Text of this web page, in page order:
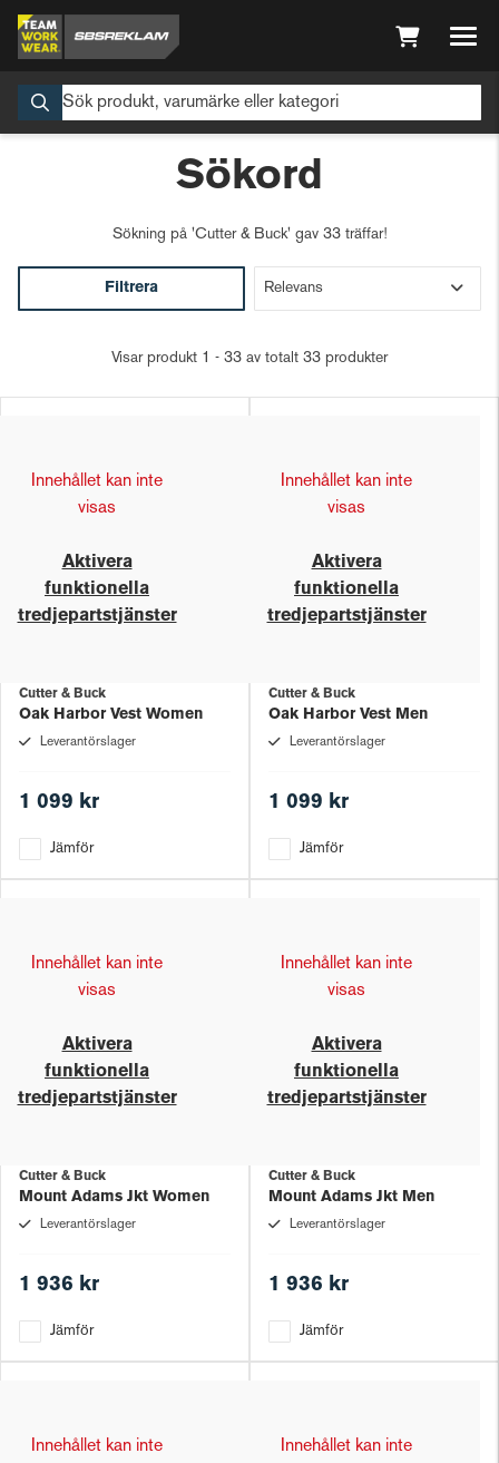
Sökord
Sökning på 'Cutter & Buck' gav 33 träffar!
Filtrera
Visar produkt 1 - 33 av totalt 33 produkter
Innehållet kan inte
visas
Aktivera
funktionella
tredjepartstjänster
Cutter & Buck
Oak Harbor Vest Women
Leverantörslager
1 099 kr
Jämför
Innehållet kan inte
visas
Aktivera
funktionella
tredjepartstjänster
Cutter & Buck
Oak Harbor Vest Men
Leverantörslager
1 099 kr
Jämför
Innehållet kan inte
visas
Aktivera
funktionella
tredjepartstjänster
Cutter & Buck
Mount Adams Jkt Women
Leverantörslager
1 936 kr
Jämför
Innehållet kan inte
visas
Aktivera
funktionella
tredjepartstjänster
Cutter & Buck
Mount Adams Jkt Men
Leverantörslager
1 936 kr
Jämför
Innehållet kan inte
Innehållet kan inte